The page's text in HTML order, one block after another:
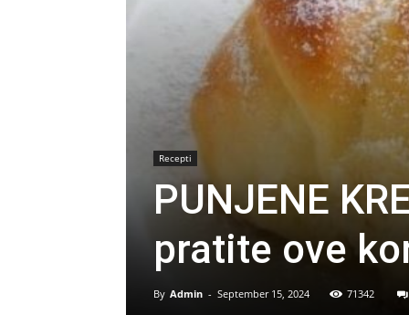
Recepti
PUNJENE
pratite ove
By Admin - September 15, 2024 71342